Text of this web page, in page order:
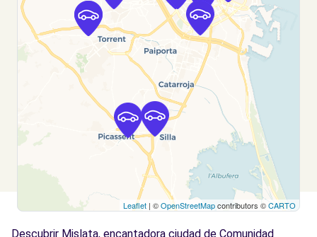
Valencia, 46014
Ver agencia
Free2Move Rent - VARA DE QUART -
Valencia (O)
c/ Archiduque Carlos, 90
Valencia, 46014
Free2Move Rent - AUTOMOVILES JUAN
4.1
km
Leaflet | ©OpenStreetMapcontributors ©CARTO
Descubrir Mislata, encantadora ciudad de Comunidad